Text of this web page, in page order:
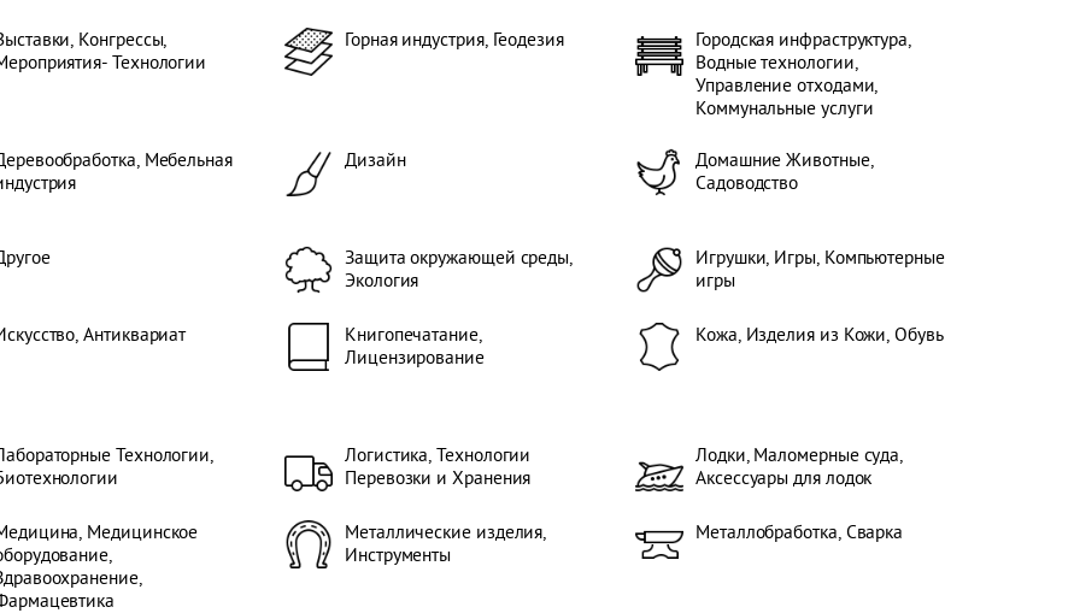
Конгрессы,
Технологии
Горная индустрия, Геодезия
Городская инфраструктура,
Водные технологии,
Управление отходами,
Коммунальные услуги
Мебельная
Дизайн
Домашние Животные,
Садоводство
Защита окружающей среды,
Экология
Игрушки, Игры, Компьютерные
игры
Антиквариат
Книгопечатание,
Лицензирование
Кожа, Изделия из Кожи, Обувь
Технологии,
Логистика, Технологии
Перевозки и Хранения
Лодки, Маломерные суда,
Аксессуары для лодок
Медицинское
Металлические изделия,
Инструменты
Металлобработка, Сварка